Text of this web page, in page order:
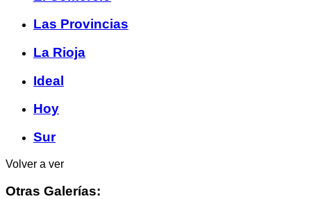
Las Provincias
La Rioja
Ideal
Hoy
Sur
Volver a ver
Otras Galerías: